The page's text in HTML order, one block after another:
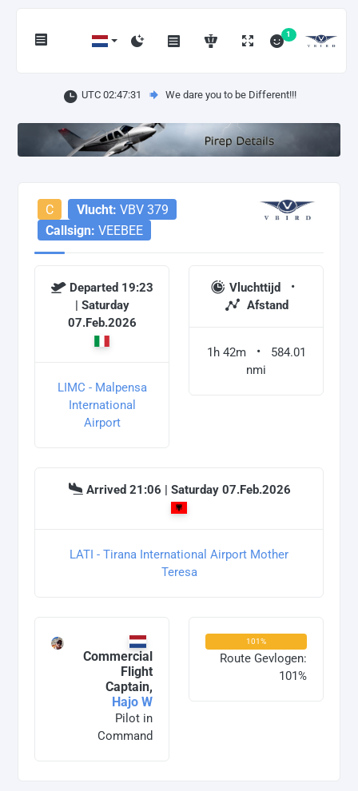
1
UTC 02:47:31 We dare you to be Different!!!
C Vlucht: VBV 379
Callsign: VEEBEE
Departed 19:23
| Saturday
07.Feb.2026
LIMC - Malpensa
International
Airport
Vluchttijd
Afstand
1h 42m
584.01
nmi
Arrived 21:06 | Saturday 07.Feb.2026
LATI - Tirana International Airport Mother
Teresa
Commercial
Flight
Captain,
Hajo W
Pilot in
Command
101%
Route Gevlogen:
101%